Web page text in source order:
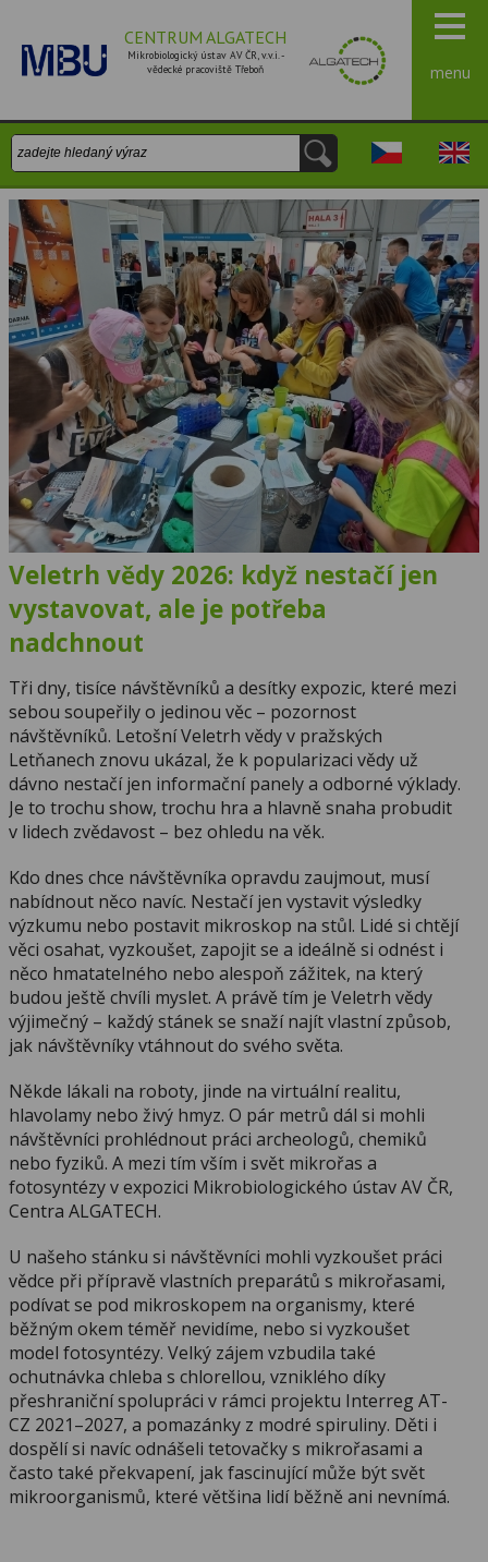
CENTRUM ALGATECH
Mikrobiologický ústav AV ČR, v.v.i. -
vědecké pracoviště Třeboň
menu
Vyhledávání: Česky
Veletrh vědy 2026: když nestačí jen
vystavovat, ale je potřeba
nadchnout
Tři dny, tisíce návštěvníků a desítky expozic, které mezi
sebou soupeřily o jedinou věc – pozornost
návštěvníků. Letošní Veletrh vědy v pražských
Letňanech znovu ukázal, že k popularizaci vědy už
dávno nestačí jen informační panely a odborné výklady.
Je to trochu show, trochu hra a hlavně snaha probudit
v lidech zvědavost – bez ohledu na věk.
Kdo dnes chce návštěvníka opravdu zaujmout, musí
nabídnout něco navíc. Nestačí jen vystavit výsledky
výzkumu nebo postavit mikroskop na stůl. Lidé si chtějí
věci osahat, vyzkoušet, zapojit se a ideálně si odnést i
něco hmatatelného nebo alespoň zážitek, na který
budou ještě chvíli myslet. A právě tím je Veletrh vědy
výjimečný – každý stánek se snaží najít vlastní způsob,
jak návštěvníky vtáhnout do svého světa.
Někde lákali na roboty, jinde na virtuální realitu,
hlavolamy nebo živý hmyz. O pár metrů dál si mohli
návštěvníci prohlédnout práci archeologů, chemiků
nebo fyziků. A mezi tím vším i svět mikrořas a
fotosyntézy v expozici Mikrobiologického ústav AV ČR,
Centra ALGATECH.
U našeho stánku si návštěvníci mohli vyzkoušet práci
vědce při přípravě vlastních preparátů s mikrořasami,
podívat se pod mikroskopem na organismy, které
běžným okem téměř nevidíme, nebo si vyzkoušet
model fotosyntézy. Velký zájem vzbudila také
ochutnávka chleba s chlorellou, vzniklého díky
přeshraniční spolupráci v rámci projektu Interreg AT-
CZ 2021–2027, a pomazánky z modré spiruliny. Děti i
dospělí si navíc odnášeli tetovačky s mikrořasami a
často také překvapení, jak fascinující může být svět
mikroorganismů, které většina lidí běžně ani nevnímá.